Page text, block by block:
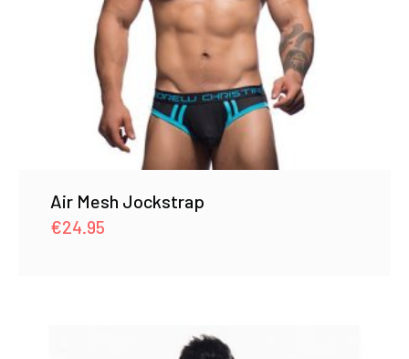
Air Mesh Jockstrap
€24.95